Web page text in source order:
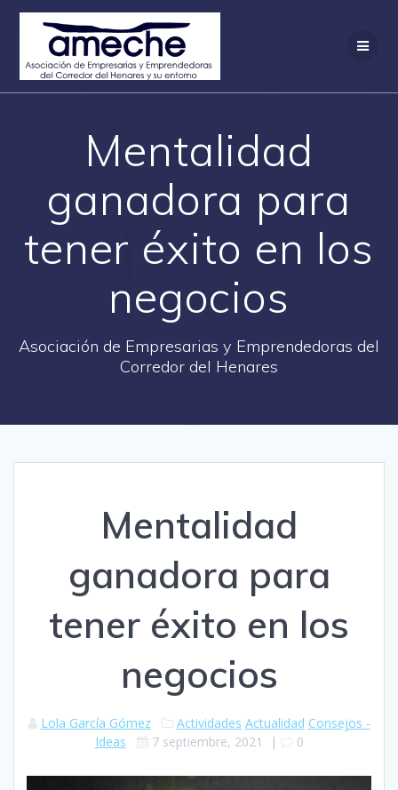
Saltar
Mentalidad
ganadora para
tener éxito en los
negocios
Asociación de Empresarias y Emprendedoras del
Corredor del Henares
Mentalidad
ganadora para
tener éxito en los
negocios
Lola García Gómez Actividades Actualidad Consejos -
Ideas
7 septiembre, 2021 | 0